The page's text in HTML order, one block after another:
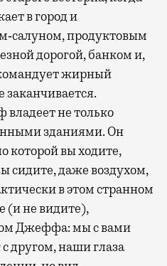
в город и
продуктовым
дорогой, банком и,
жирный
заканчивается.
не только
зданиями. Он
которой вы ходите,
сидите, даже воздухом,
в этом странном
(и не видите),
Джеффа: мы с вами
другом, наши глаза